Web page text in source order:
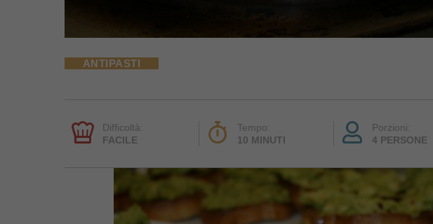
ANTIPASTI
Difficoltà:
FACILE
Tempo:
10 MINUTI
Porzioni:
4 PERSONE